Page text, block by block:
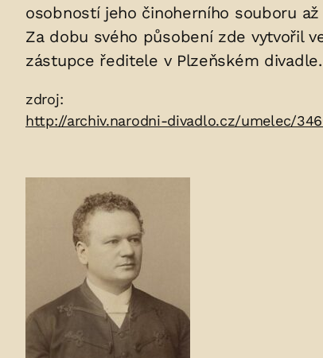
uložených
v
hrobu:
osobností jeho činoherního souboru
Za dobu svého působení zde vytvořil
zástupce ředitele v Plzeňském
Zdroje:
zdroj:
http://archiv.narodni-divadlo.cz/umelec/
Fotogalerie: